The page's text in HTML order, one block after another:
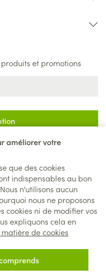
améliorer votre
que des cookies
indispensables au bon
n'utilisons aucun
nous ne proposons
cookies ni de modifier vos
expliquons cela en
de cookies
et promotions
abonnez à notre newsletter